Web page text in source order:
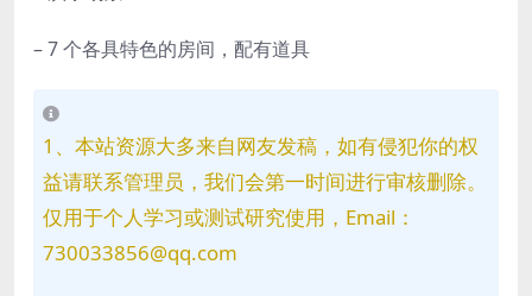
– 7 个各具特色的房间，配有道具
1、本站资源大多来自网友发稿，如有侵犯你的权
益请联系管理员，我们会第一时间进行审核删除。
仅用于个人学习或测试研究使用，Email：
730033856@qq.com